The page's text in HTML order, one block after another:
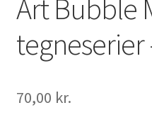
Art Bubble
tegneserier
70,00 kr.